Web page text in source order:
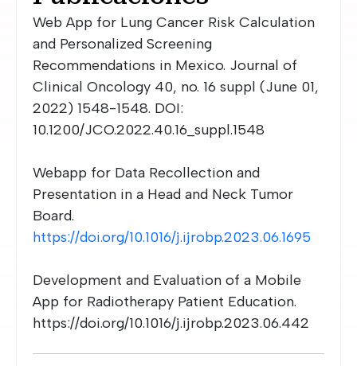
Web App for Lung Cancer Risk Calculation
and Personalized Screening
Recommendations in Mexico. Journal of
Clinical Oncology 40, no. 16 suppl (June 01,
2022) 1548-1548. DOI:
10.1200/JCO.2022.40.16_suppl.1548
Webapp for Data Recollection and
Presentation in a Head and Neck Tumor
Board.
https://doi.org/10.1016/j.ijrobp.2023.06.1695
Development and Evaluation of a Mobile
App for Radiotherapy Patient Education.
https://doi.org/10.1016/j.ijrobp.2023.06.442